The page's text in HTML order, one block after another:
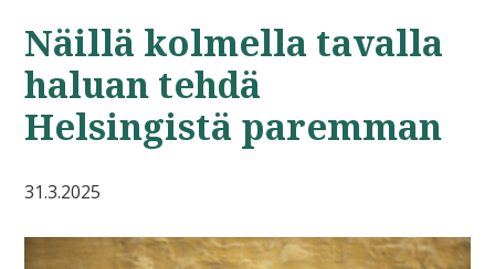
Näillä kolmella tavalla
haluan tehdä
Helsingistä paremman
31.3.2025